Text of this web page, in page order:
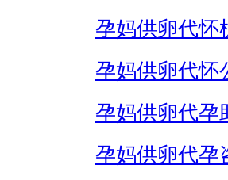
孕妈供卵代怀
孕妈供卵代怀
孕妈供卵代孕
孕妈供卵代孕